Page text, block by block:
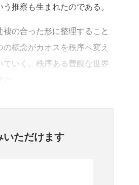
推察も生まれたのである。
の合った形に整理すること
概念がカオスを秩序へ変え
いく。秩序ある豊饒な世界
ただけます